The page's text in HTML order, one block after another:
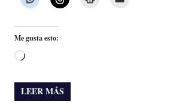
Me gusta esto:
Cargando...
LEER MÁS